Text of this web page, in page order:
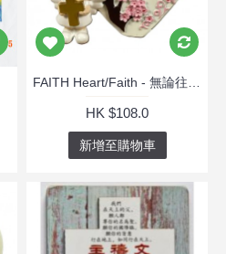
HK $108.0
新增至購物車